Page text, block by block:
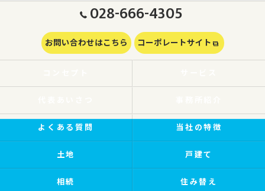
028-666-4305
お問い合わせはこちら コーポレートサイト
よくある質問 当社の特徴
土地 戸建て
相続 住み替え